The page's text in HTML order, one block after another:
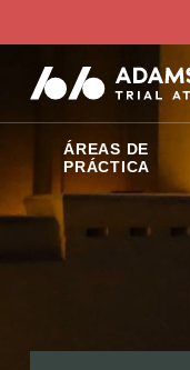
ÁREAS DE
PRÁCTICA